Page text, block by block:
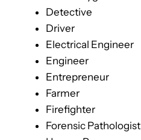
Detective
Driver
Electrical Engineer
Engineer
Entrepreneur
Farmer
Firefighter
Forensic Pathologist